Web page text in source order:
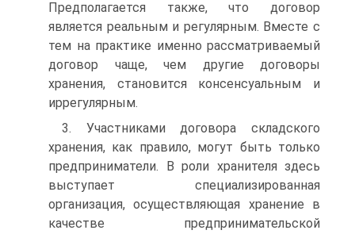
Предполагается также, что договор
является реальным и регулярным. Вместе с
тем на практике именно рассматриваемый
договор чаще, чем другие договоры
хранения, становится консенсуальным и
иррегулярным.
3. Участниками договора складского
хранения, как правило, могут быть только
предприниматели. В роли хранителя здесь
выступает специализированная
организация, осуществляющая хранение в
качестве предпринимательской